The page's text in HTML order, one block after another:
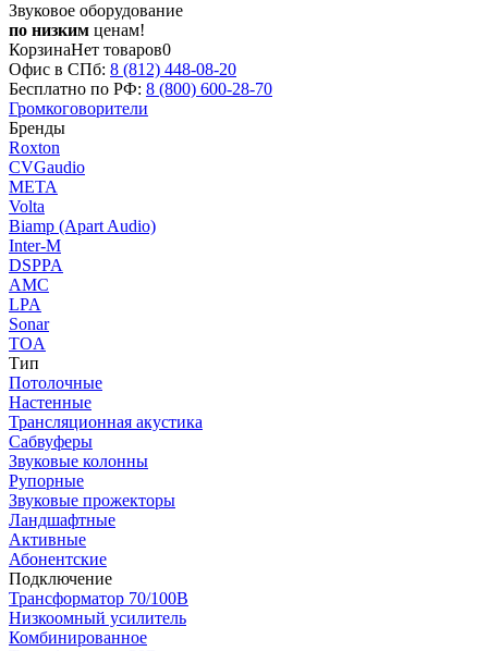
Звуковое оборудование
по низким ценам!
КорзинаНет товаров0
Офис в СПб: 8 (812) 448-08-20
Бесплатно по РФ: 8 (800) 600-28-70
Громкоговорители
Бренды
Roxton
CVGaudio
МЕТА
Volta
Biamp (Apart Audio)
Inter-M
DSPPA
AMC
LPA
Sonar
TOA
Тип
Потолочные
Настенные
Трансляционная акустика
Сабвуферы
Звуковые колонны
Рупорные
Звуковые прожекторы
Ландшафтные
Активные
Абонентские
Подключение
Трансформатор 70/100В
Низкоомный усилитель
Комбинированное